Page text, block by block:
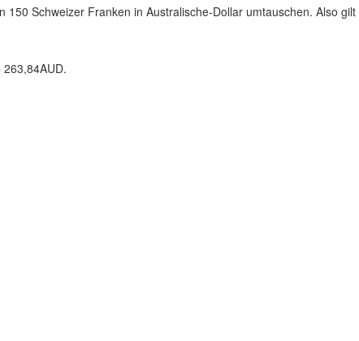
150 Schweizer Franken in Australische-Dollar umtauschen. Also